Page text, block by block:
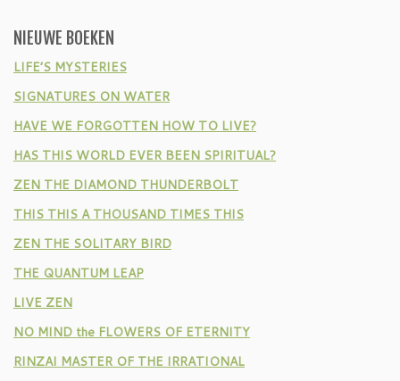
NIEUWE BOEKEN
LIFE’S MYSTERIES
SIGNATURES ON WATER
HAVE WE FORGOTTEN HOW TO LIVE?
HAS THIS WORLD EVER BEEN SPIRITUAL?
ZEN THE DIAMOND THUNDERBOLT
THIS THIS A THOUSAND TIMES THIS
ZEN THE SOLITARY BIRD
THE QUANTUM LEAP
LIVE ZEN
NO MIND the FLOWERS OF ETERNITY
RINZAI MASTER OF THE IRRATIONAL